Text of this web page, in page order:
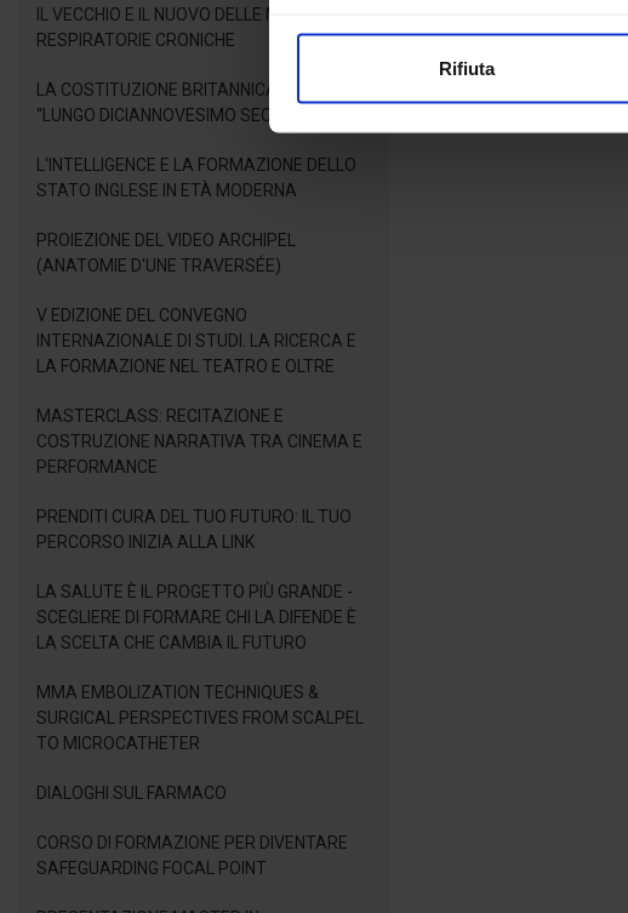
Identificare il tuo dispositivo,
Rifiuta
IL VECCHIO E IL NUOVO DELLE MALATTIE
RESPIRATORIE CRONICHE
LA COSTITUZIONE BRITANNICA NEL
“LUNGO DICIANNOVESIMO SECOLO”
L'INTELLIGENCE E LA FORMAZIONE DELLO
STATO INGLESE IN ETÀ MODERNA
PROIEZIONE DEL VIDEO ARCHIPEL
(ANATOMIE D'UNE TRAVERSÉE)
V EDIZIONE DEL CONVEGNO
INTERNAZIONALE DI STUDI. LA RICERCA E
LA FORMAZIONE NEL TEATRO E OLTRE
MASTERCLASS: RECITAZIONE E
COSTRUZIONE NARRATIVA TRA CINEMA E
PERFORMANCE
PRENDITI CURA DEL TUO FUTURO: IL TUO
PERCORSO INIZIA ALLA LINK
LA SALUTE È IL PROGETTO PIÙ GRANDE -
SCEGLIERE DI FORMARE CHI LA DIFENDE È
LA SCELTA CHE CAMBIA IL FUTURO
MMA EMBOLIZATION TECHNIQUES &
SURGICAL PERSPECTIVES FROM SCALPEL
TO MICROCATHETER
DIALOGHI SUL FARMACO
CORSO DI FORMAZIONE PER DIVENTARE
SAFEGUARDING FOCAL POINT